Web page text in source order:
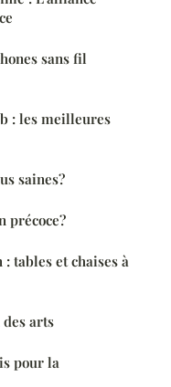
sans fil
: les meilleures
saines?
précoce?
tables et chaises à
arts
pour la